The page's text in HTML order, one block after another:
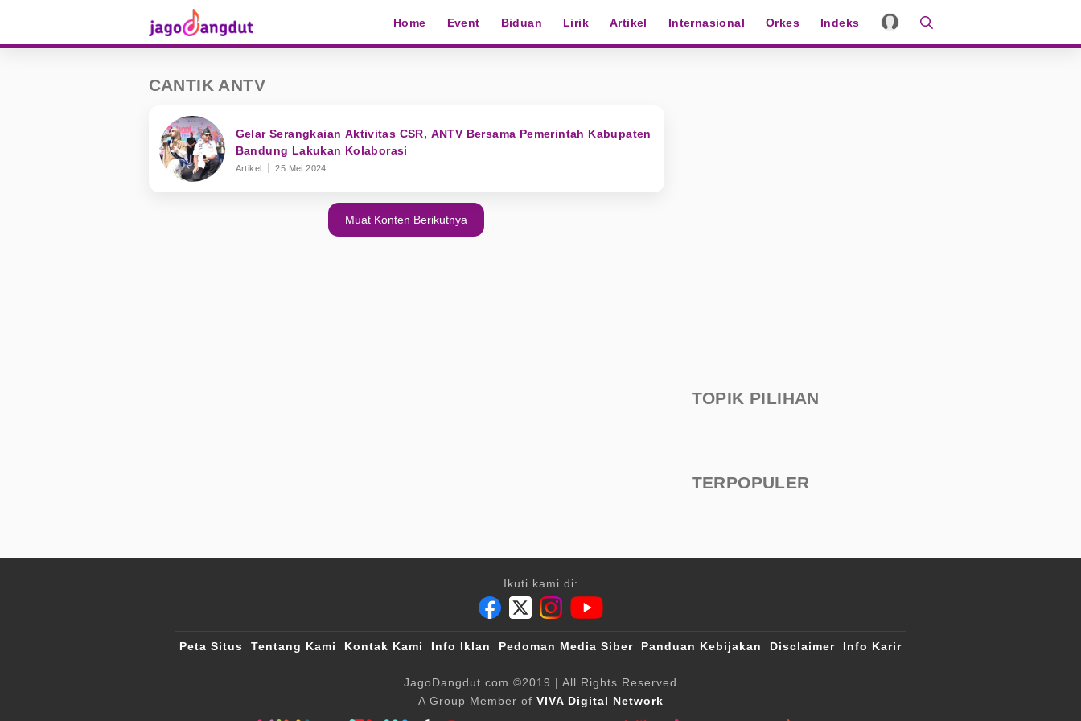
Home Event Biduan Lirik Artikel Internasional Orkes Indeks
CANTIK ANTV
Gelar Serangkaian Aktivitas CSR, ANTV Bersama Pemerintah Kabupaten
Bandung Lakukan Kolaborasi
Artikel 25 Mei 2024
Muat Konten Berikutnya
TOPIK PILIHAN
TERPOPULER
Ikuti kami di:
Peta Situs Tentang Kami Kontak Kami Info Iklan Pedoman Media Siber Panduan Kebijakan Disclaimer Info Karir
JagoDangdut.com ©2019 | All Rights Reserved
A Group Member of VIVA Digital Network